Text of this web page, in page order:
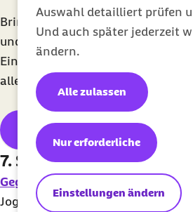
Auswahl detailliert prüfen
Und auch später jederzeit
ändern.
Einstellungen ändern
Nur erforderliche
Alle zulassen
Bringen Sie mit mehr
und lernen Sie Schritt für Schritt
Eine Woche lang, jeden Tag eine
alle.
Barmer Meditationsguide
7. Sport treiben
Gegen Stress hilft auch Sport :
Jogging oder Fahrradfahren